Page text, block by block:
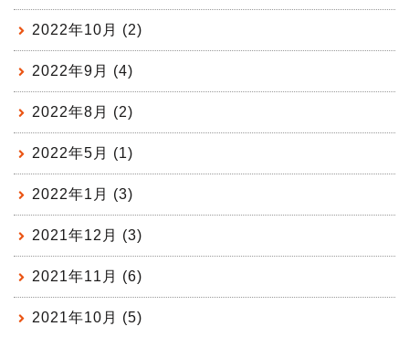
2022年10月 (2)
2022年9月 (4)
2022年8月 (2)
2022年5月 (1)
2022年1月 (3)
2021年12月 (3)
2021年11月 (6)
2021年10月 (5)